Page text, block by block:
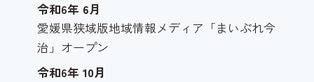
令和6年 6月
愛媛県狭域版地域情報メディア「まいぷれ今
治」オープン
令和6年 10月